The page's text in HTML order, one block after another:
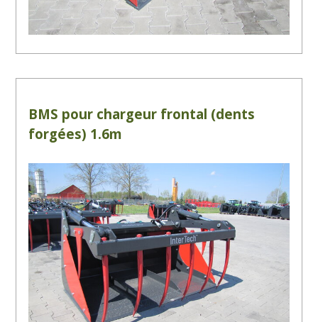
BMS pour chargeur frontal (dents
forgées) 1.6m